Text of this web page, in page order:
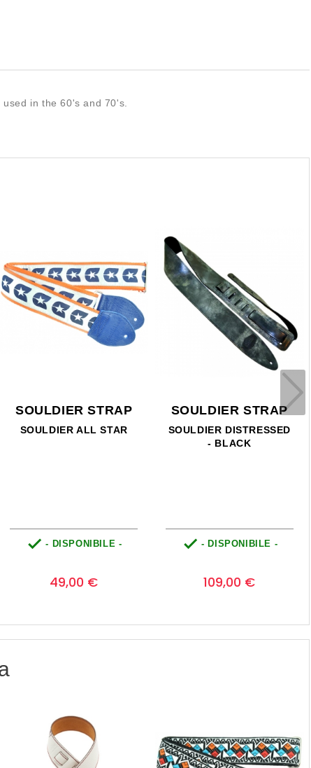
in the 60's and 70's.
SOULDIER STRAP
SOULDIER ALL STAR
 - DISPONIBILE -
49,00 €
SOULDIER STRAP
SOULDIER DISTRESSED
- BLACK
 - DISPONIBILE -
109,00 €